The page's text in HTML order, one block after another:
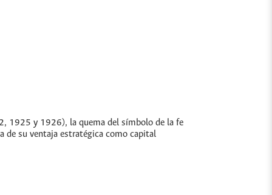
1925 y 1926), la quema del símbolo de la fe
de su ventaja estratégica como capital